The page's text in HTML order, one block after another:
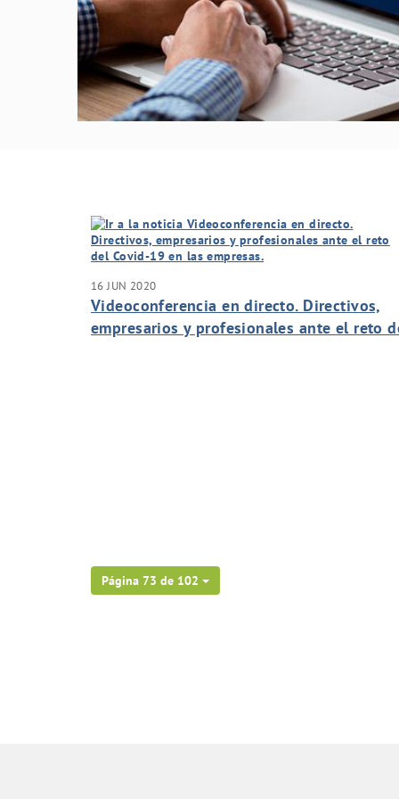
16 JUN 2020
Videoconferencia en directo. Directivos,
empresarios y profesionales ante el reto
Página 73 de 102